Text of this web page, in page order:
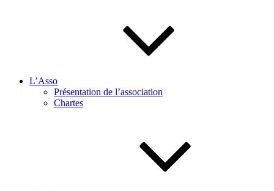
L’Asso
Présentation de l’association
Chartes